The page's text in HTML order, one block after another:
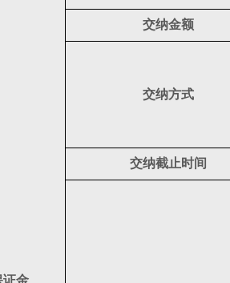
证金
交纳金额
交纳方式
交纳截止时间